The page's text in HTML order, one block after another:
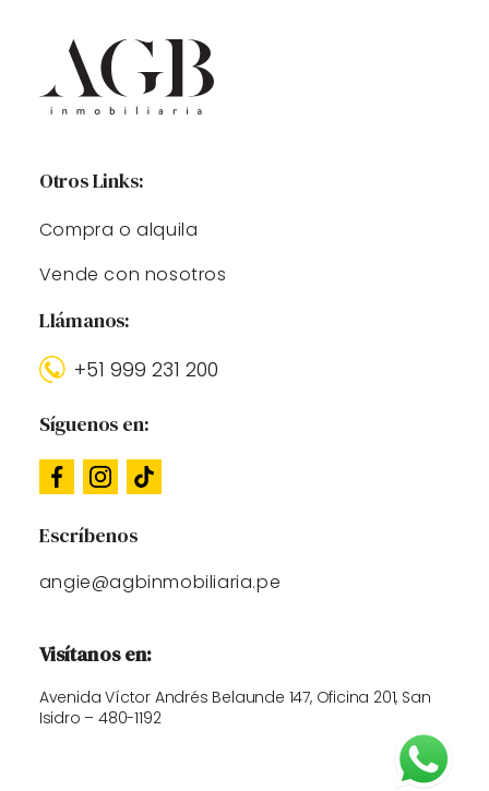
Otros Links:
Compra o alquila
Vende con nosotros
Llámanos:
+51 999 231 200
Síguenos en:
Escríbenos
angie@agbinmobiliaria.pe
Visítanos en:
Avenida Víctor Andrés Belaunde 147, Oficina 201, San
Isidro – 480-1192